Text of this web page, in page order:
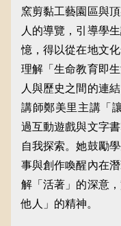
窯剪黏工藝園區與
人的導覽，引導學
憶，得以從在地文
理解「生命教育即
人與歷史之間的連
講師鄭美里主講「
過互動遊戲與文字
自我探索。她鼓勵
事與創作喚醒內在
解「活著」的深意
他人」的精神。